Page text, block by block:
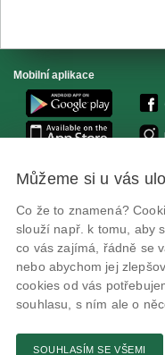
Mobilní aplikace
© Státní zemědělská a
ID datové schránky: avraiqg
IČO: 75014149, DIČ:
Prohlášení o přístupnosti|
Můžeme si u vás
Co že to znamená?
slouží např. k tomu, aby
co vás zajímá, řádně se
nebo abychom jej
cookies od vás
souhlasu, s ním ale o
SOUHLASÍM SE VŠEMI